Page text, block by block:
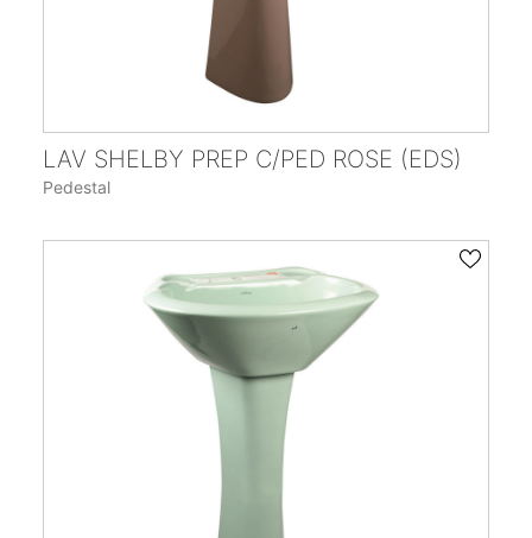
LAV SHELBY PREP C/PED ROSE (EDS)
Pedestal